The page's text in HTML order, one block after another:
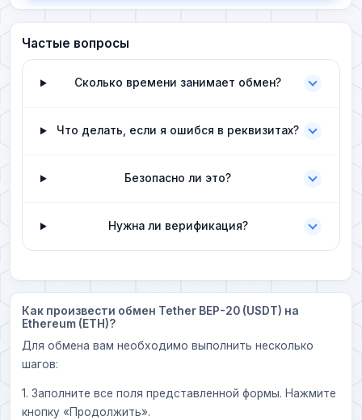
Частые вопросы
Сколько времени занимает обмен?
Что делать, если я ошибся в реквизитах?
Безопасно ли это?
Нужна ли верификация?
Как произвести обмен Tether BEP-20 (USDT) на
Ethereum (ETH)?
Для обмена вам необходимо выполнить несколько
шагов:
1. Заполните все поля представленной формы. Нажмите
кнопку «Продолжить».